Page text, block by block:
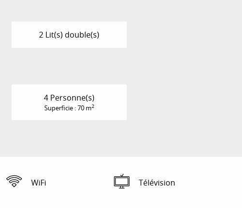
2 Lit(s) double(s)
4 Personne(s)
Superficie : 70 m2
WiFi Télévision